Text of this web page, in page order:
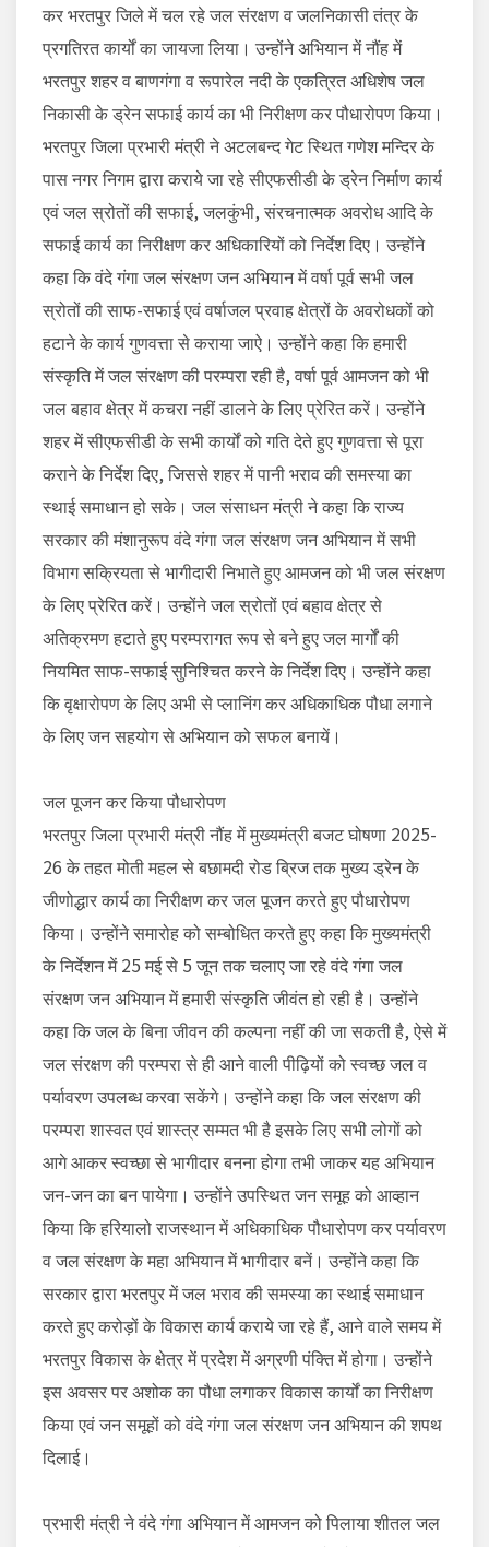
कर भरतपुर जिले में चल रहे जल संरक्षण व जलनिकासी तंत्र के
प्रगतिरत कार्यों का जायजा लिया। उन्होंने अभियान में नौंह में
भरतपुर शहर व बाणगंगा व रूपारेल नदी के एकत्रित अधिशेष जल
निकासी के ड्रेन सफाई कार्य का भी निरीक्षण कर पौधारोपण किया।
भरतपुर जिला प्रभारी मंत्री ने अटलबन्द गेट स्थित गणेश मन्दिर के
पास नगर निगम द्वारा कराये जा रहे सीएफसीडी के ड्रेन निर्माण कार्य
एवं जल स्रोतों की सफाई, जलकुंभी, संरचनात्मक अवरोध आदि के
सफाई कार्य का निरीक्षण कर अधिकारियों को निर्देश दिए। उन्होंने
कहा कि वंदे गंगा जल संरक्षण जन अभियान में वर्षा पूर्व सभी जल
स्रोतों की साफ-सफाई एवं वर्षाजल प्रवाह क्षेत्रों के अवरोधकों को
हटाने के कार्य गुणवत्ता से कराया जाऐ। उन्होंने कहा कि हमारी
संस्कृति में जल संरक्षण की परम्परा रही है, वर्षा पूर्व आमजन को भी
जल बहाव क्षेत्र में कचरा नहीं डालने के लिए प्रेरित करें। उन्होंने
शहर में सीएफसीडी के सभी कार्यों को गति देते हुए गुणवत्ता से पूरा
कराने के निर्देश दिए, जिससे शहर में पानी भराव की समस्या का
स्थाई समाधान हो सके। जल संसाधन मंत्री ने कहा कि राज्य
सरकार की मंशानुरूप वंदे गंगा जल संरक्षण जन अभियान में सभी
विभाग सक्रियता से भागीदारी निभाते हुए आमजन को भी जल संरक्षण
के लिए प्रेरित करें। उन्होंने जल स्रोतों एवं बहाव क्षेत्र से
अतिक्रमण हटाते हुए परम्परागत रूप से बने हुए जल मार्गों की
नियमित साफ-सफाई सुनिश्चित करने के निर्देश दिए। उन्होंने कहा
कि वृक्षारोपण के लिए अभी से प्लानिंग कर अधिकाधिक पौधा लगाने
के लिए जन सहयोग से अभियान को सफल बनायें।
जल पूजन कर किया पौधारोपण
भरतपुर जिला प्रभारी मंत्री नौंह में मुख्यमंत्री बजट घोषणा 2025-
26 के तहत मोती महल से बछामदी रोड ब्रिज तक मुख्य ड्रेन के
जीणोद्धार कार्य का निरीक्षण कर जल पूजन करते हुए पौधारोपण
किया। उन्होंने समारोह को सम्बोधित करते हुए कहा कि मुख्यमंत्री
के निर्देशन में 25 मई से 5 जून तक चलाए जा रहे वंदे गंगा जल
संरक्षण जन अभियान में हमारी संस्कृति जीवंत हो रही है। उन्होंने
कहा कि जल के बिना जीवन की कल्पना नहीं की जा सकती है, ऐसे में
जल संरक्षण की परम्परा से ही आने वाली पीढ़ियों को स्वच्छ जल व
पर्यावरण उपलब्ध करवा सकेंगे। उन्होंने कहा कि जल संरक्षण की
परम्परा शास्वत एवं शास्त्र सम्मत भी है इसके लिए सभी लोगों को
आगे आकर स्वच्छा से भागीदार बनना होगा तभी जाकर यह अभियान
जन-जन का बन पायेगा। उन्होंने उपस्थित जन समूह को आव्हान
किया कि हरियालो राजस्थान में अधिकाधिक पौधारोपण कर पर्यावरण
व जल संरक्षण के महा अभियान में भागीदार बनें। उन्होंने कहा कि
सरकार द्वारा भरतपुर में जल भराव की समस्या का स्थाई समाधान
करते हुए करोड़ों के विकास कार्य कराये जा रहे हैं, आने वाले समय में
भरतपुर विकास के क्षेत्र में प्रदेश में अग्रणी पंक्ति में होगा। उन्होंने
इस अवसर पर अशोक का पौधा लगाकर विकास कार्यों का निरीक्षण
किया एवं जन समूहों को वंदे गंगा जल संरक्षण जन अभियान की शपथ
दिलाई।
प्रभारी मंत्री ने वंदे गंगा अभियान में आमजन को पिलाया शीतल जल